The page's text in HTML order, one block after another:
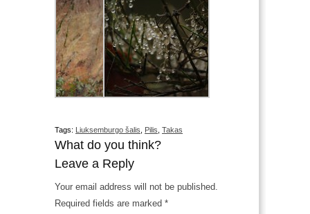
Tags: Liuksemburgo šalis Pilis Takas
What do you think?
Leave a Reply
Your email address will not be published.
Required fields are marked *